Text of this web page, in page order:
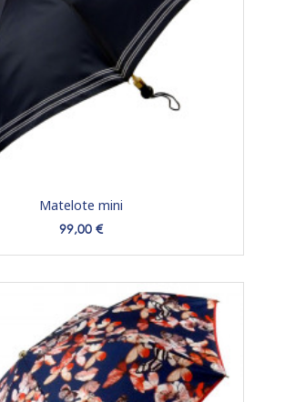
Matelote mini
Prix
99,00 €